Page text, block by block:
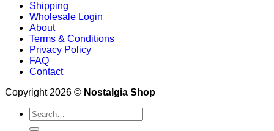
Shipping
Wholesale Login
About
Terms & Conditions
Privacy Policy
FAQ
Contact
Copyright 2026 © Nostalgia Shop
Search
for: